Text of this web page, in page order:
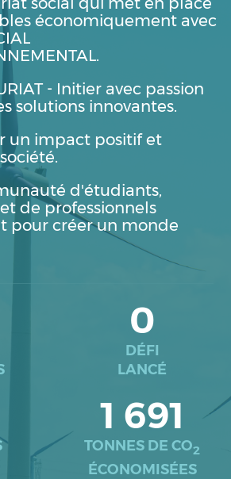
économiquement avec
.
- Initier avec passion
solutions innovantes.
un impact positif et
d'étudiants,
de professionnels
pour créer un monde
0
DÉFI
LANCÉ
1 691
TONNES DE CO2
ÉCONOMISÉES